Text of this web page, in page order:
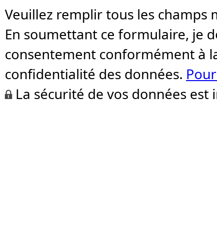
Veuillez remplir tous les champs
En soumettant ce formulaire, je
consentement conformément à
confidentialité des données.
La sécurité de vos données